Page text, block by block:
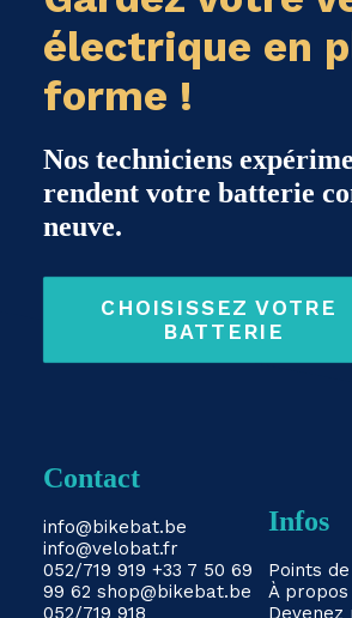
électrique en
forme !
Nos techniciens
rendent votre batterie
neuve.
CHOISISSEZ VOTRE
BATTERIE
Contact
info@bikebat.be
info@velobat.fr
052/719 919 +33 7 50 69
99 62 shop@bikebat.be
052/719 918
Infos
Points
À